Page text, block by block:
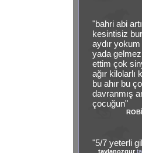
"bahri abi
kesintisiz
aydır
yada
ettim çok
ağır kilolarlı
bu ahır bu
davranmış
çocuğun"
"5/7 yeterli
taylanozgur